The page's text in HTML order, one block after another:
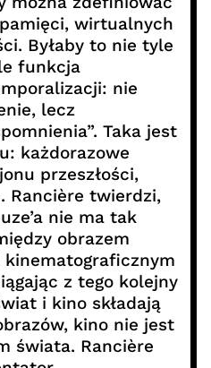
wirtualnych
Byłaby to nie tyle
funkcja
nie
lecz
Taka jest
każdorazowe
przeszłości,
Rancière twierdzi,
nie ma tak
obrazem
z tego kolejny
i kino składają
kino nie jest
świata. Rancière